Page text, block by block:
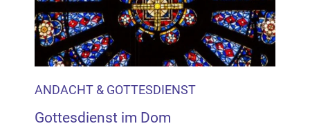
ANDACHT & GOTTESDIENST
Gottesdienst im Dom